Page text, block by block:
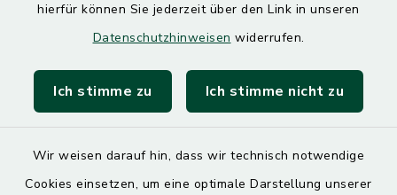
hierfür können Sie jederzeit über den Link in unseren
Datenschutzhinweisen widerrufen.
Ich stimme zu Ich stimme nicht zu
Wir weisen darauf hin, dass wir technisch notwendige
Cookies einsetzen, um eine optimale Darstellung unserer
Quicklinks
SoNNe e. V.